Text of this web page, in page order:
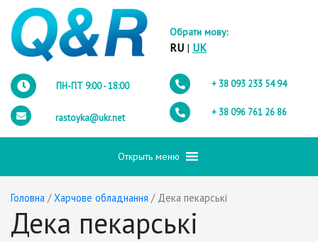
Обрати мову:
RU | UK
ПН-ПТ 9:00 - 18:00
rastoyka@ukr.net
+ 38 093 233 54 94
+ 38 096 761 26 86
Открыть меню
Головна /Харчове обладнання / Дека пекарські
Дека пекарські